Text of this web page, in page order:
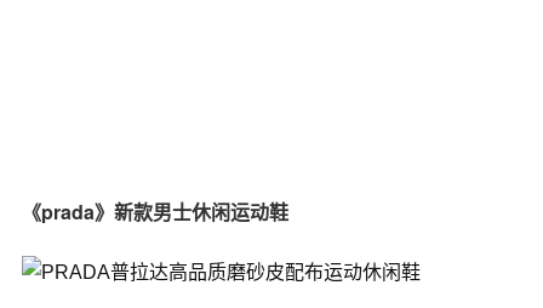
《prada》新款男士休闲运动鞋